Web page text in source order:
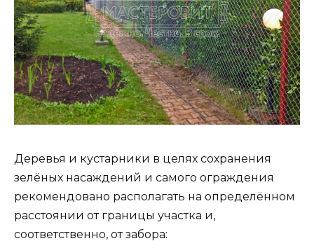
Деревья и кустарники в целях сохранения
зелёных насаждений и самого ограждения
рекомендовано располагать на определённом
расстоянии от границы участка и,
соответственно, от забора: